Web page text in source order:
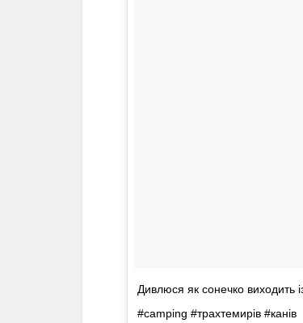
Дивлюся як сонечко виходить
#camping #трахтемирів #канів